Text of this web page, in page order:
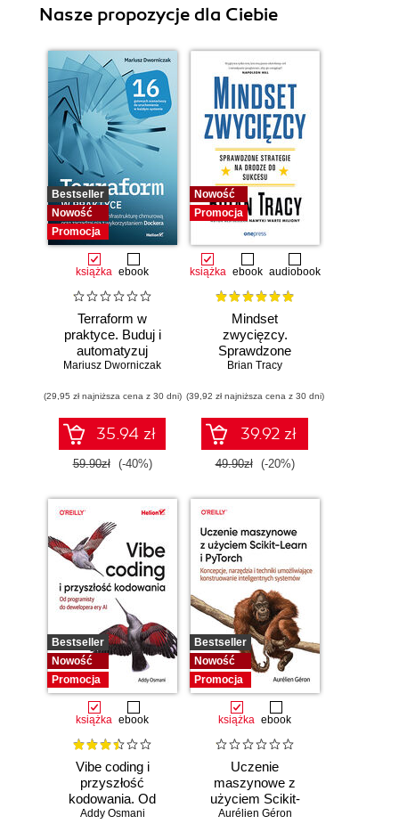
Nasze propozycje dla Ciebie
Bestseller
Nowość
Promocja
książka ebook
Terraform w
praktyce. Buduj i
automatyzuj
infrastrukturę
zarządzaj nią z
wykorzystaniem
Dockera
Mariusz Dworniczak
(29,95 zł najniższa cena z 30 dni)
35.94 zł
59.90zł (-40%)
Nowość
Promocja
książka ebook audiobook
Mindset
zwycięzcy.
Sprawdzone
strategie na drodze
Brian Tracy
(39,92 zł najniższa cena z 30 dni)
39.92 zł
49.90zł (-20%)
Bestseller
Nowość
Promocja
książka ebook
Vibe coding i
przyszłość
kodowania. Od
programisty do
Addy Osmani
Bestseller
Nowość
Promocja
książka ebook
Uczenie
maszynowe z
użyciem Scikit-
Learn i PyTorch.
Aurélien Géron